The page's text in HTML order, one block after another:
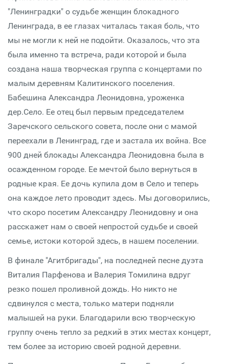
"Ленинградки" о судьбе женщин блокадного
Ленинграда, в ее глазах читалась такая боль, что
мы не могли к ней не подойти. Оказалось, что эта
была именно та встреча, ради которой и была
создана наша творческая группа с концертами по
малым деревням Калитинского поселения.
Бабешина Александра Леонидовна, уроженка
дер.Село. Ее отец был первым председателем
Заречского сельского совета, после они с мамой
переехали в Ленинград, где и застала их война. Все
900 дней блокады Александра Леонидовна была в
осажденном городе. Ее мечтой было вернуться в
родные края. Ее дочь купила дом в Село и теперь
она каждое лето проводит здесь. Мы договорились,
что скоро посетим Александру Леонидовну и она
расскажет нам о своей непростой судьбе и своей
семье, истоки которой здесь, в нашем поселении.
В финале "Агитбригады", на последней песне дуэта
Виталия Парфенова и Валерия Томилина вдруг
резко пошел проливной дождь. Но никто не
сдвинулся с места, только матери подняли
малышей на руки. Благодарили всю творческую
группу очень тепло за редкий в этих местах концерт,
тем более за историю своей родной деревни.